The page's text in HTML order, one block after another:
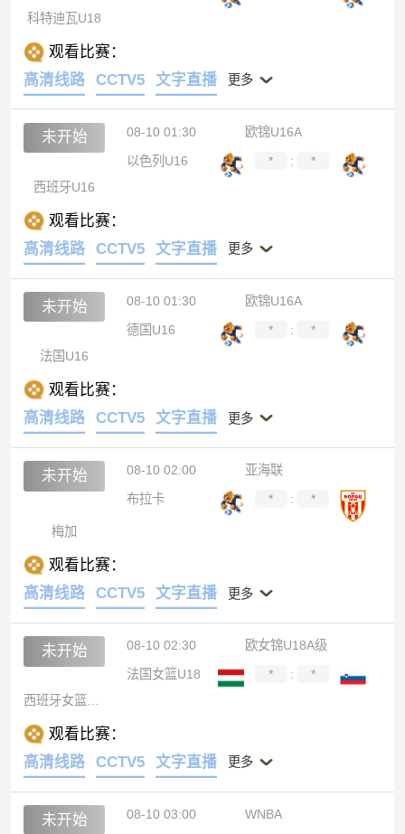
科特迪瓦U18
观看比赛：
高清线路
CCTV5 文字直播 更多
未开始 08-10 01:30
欧锦U16A
以色列U16
* :
*
西班牙U16
观看比赛：
高清线路
CCTV5 文字直播 更多
未开始 08-10 01:30
欧锦U16A
德国U16
* :
*
法国U16
观看比赛：
高清线路
CCTV5 文字直播 更多
未开始 08-10 02:00
亚海联
布拉卡
* : *
梅加
观看比赛：
高清线路
CCTV5 文字直播 更多
未开始 08-10 02:30
欧女锦U18A级
法国女篮U18
* :
*
观看比赛：
高清线路
CCTV5 文字直播 更多
未开始 08-10 03:00
WNBA